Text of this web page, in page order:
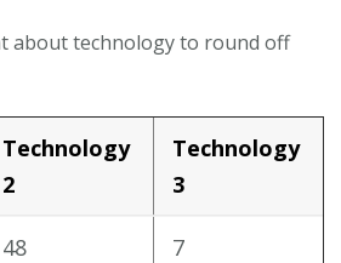
about technology to round off
Technology
2
Technology
3
48 7